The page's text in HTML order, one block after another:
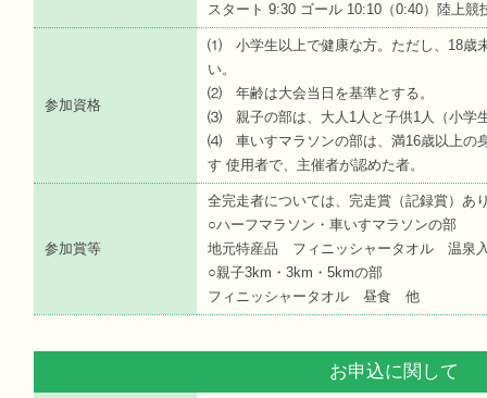
スタート 9:30 ゴール 10:10（0:40）陸上競
参加資格
⑴ 小学生以上で健康な方。ただし、18歳
い。
⑵ 年齢は大会当日を基準とする。
⑶ 親子の部は、大人1人と子供1人（小学
⑷ 車いすマラソンの部は、満16歳以上の
す 使用者で、主催者が認めた者。
参加賞等
全完走者については、完走賞（記録賞）あ
○ハーフマラソン・車いすマラソンの部
地元特産品 フィニッシャータオル 温
○親子3km・3km・5kmの部
フィニッシャータオル 昼食 他
お申込に関して